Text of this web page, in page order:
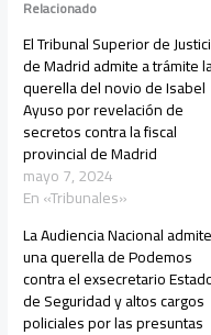
Relacionado
El Tribunal Superior de
de Madrid admite a trámite
querella del novio de Isabel
Ayuso por revelación de
secretos contra la fiscal
provincial de Madrid
mayo 7, 2024
En «Tribunales»
La Audiencia Nacional admite
una querella de Podemos
contra el exsecretario
de Seguridad y altos cargos
policiales por las presuntas